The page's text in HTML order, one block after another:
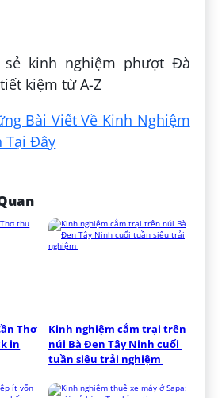
sẻ kinh nghiệm phượt Đà
kiệm từ A-Z
Bài Viết Về Kinh Nghiệm
Tại Đây
Thơ
in
Kinh nghiệm cắm trại trên
núi Bà Đen Tây Ninh cuối
tuần siêu trải nghiệm